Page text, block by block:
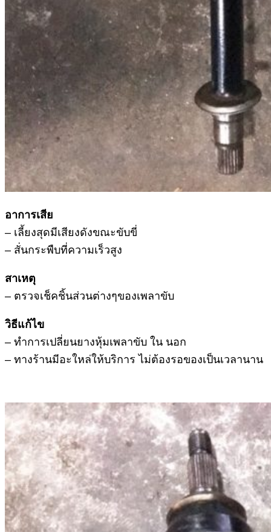
อาการเสีย
– เลี้ยงสุดมีเสียงดังขณะขับขี่
– สั่นกระพืบที่ความเร็วสูง
สาเหตุ
– ตรวจเช็คชิ้นส่วนต่างๆของเพลาขับ
วิธีแก้ไข
– ทำการเปลี่ยนยางหุ้มเพลาขับ ใน นอก
– ทางร้านมีอะใหล่ให้บริการ ไม่ต้องรอของเป็นเวลานาน